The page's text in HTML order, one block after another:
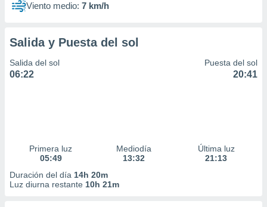
Viento medio: 7 km/h
Salida y Puesta del sol
Salida del sol
06:22
Puesta del sol
20:41
Primera luz
05:49
Mediodía
13:32
Última luz
21:13
Duración del día 14h 20m
Luz diurna restante 10h 21m